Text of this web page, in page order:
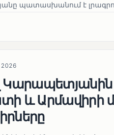
պատասխանում է
Կարապետյանին
և Արմավիրի